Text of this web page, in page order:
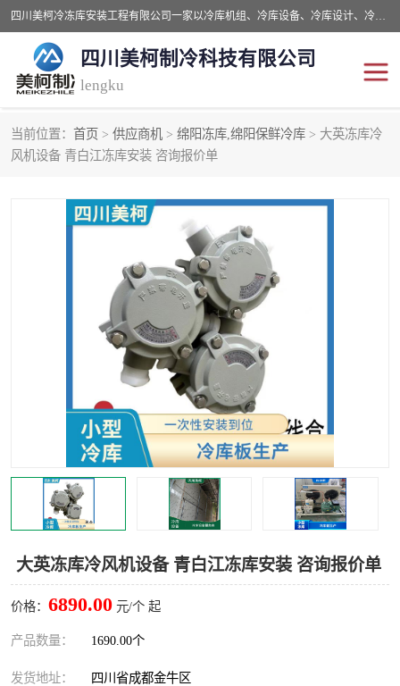
四川美柯冷冻库安装工程有限公司一家以冷库机组、冷库设备、冷库设计、冷冻库设备销售、冷库安装、冻库安装价格及技术服务为一体的综合企业，咨询热线：同等设备材料优惠10% 。公司各种类型安装组合式冷库、冷冻库、冷藏库、气调保鲜库、并提供成套设备供应、安装与调试、维护与维修、技术咨询、操作维修人员技术培训等
四川美柯制冷科技有限公司
lengku
当前位置： 首页 > 供应商机 > 绵阳冻库,绵阳保鲜冷库 > 大英冻库冷
风机设备 青白江冻库安装 咨询报价单
大英冻库冷风机设备 青白江冻库安装 咨询报价单
价格： 6890.00 元/个 起
产品数量： 1690.00个
发货地址： 四川省成都金牛区
冷库安装，冷库价格
成都冻库，成都冻库价格 绵阳冻库,绵阳保鲜冷库
德阳冻库安装，德阳冷库 广元冻库安装,广元冻库造
价
南充冻库设计,南充冻库安 遂宁冻库
资阳冻库，资阳冻库安装 泸州冻库，泸州冷库
乐山冻库,乐山保鲜冷库 自贡冻库组装
雅安冷库,雅安冻库 攀枝花冻库
烘干冷链 冻库安装，小型冻库造价
内江冷库，内江冻库 宜宾冷库，宜宾冻库设备